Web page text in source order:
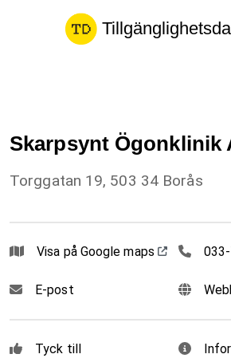
Skarpsynt Ögonklinik
Torggatan 19, 503 34 Borås
Visa på Google maps
E-post
Tyck till